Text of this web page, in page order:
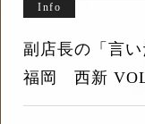
副店長の「言
福岡 西新
Info